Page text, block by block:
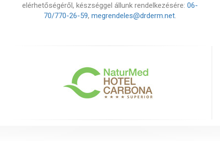
elérhetőségéről, készséggel állunk rendelkezésére: 06-
70/770-26-59, megrendeles@drderm.net.